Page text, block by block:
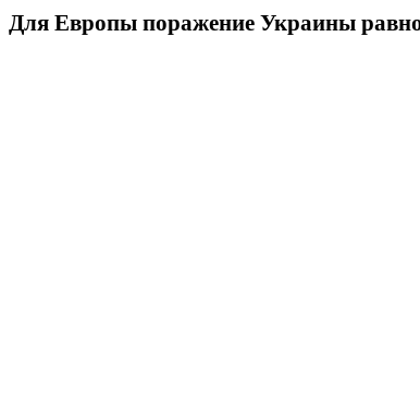
Для Европы поражение Украины